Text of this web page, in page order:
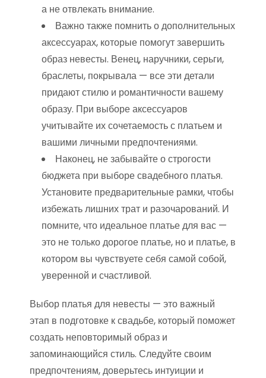
а не отвлекать внимание.
Важно также помнить о дополнительных
аксессуарах, которые помогут завершить
образ невесты. Венец, наручники, серьги,
браслеты, покрывала — все эти детали
придают стилю и романтичности вашему
образу. При выборе аксессуаров
учитывайте их сочетаемость с платьем и
вашими личными предпочтениями.
Наконец, не забывайте о строгости
бюджета при выборе свадебного платья.
Установите предварительные рамки, чтобы
избежать лишних трат и разочарований. И
помните, что идеальное платье для вас —
это не только дорогое платье, но и платье, в
котором вы чувствуете себя самой собой,
уверенной и счастливой.
Выбор платья для невесты — это важный
этап в подготовке к свадьбе, который поможет
создать неповторимый образ и
запоминающийся стиль. Следуйте своим
предпочтениям, доверьтесь интуиции и